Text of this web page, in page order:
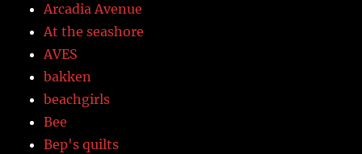
Arcadia Avenue
At the seashore
AVES
bakken
beachgirls
Bee
Bep's quilts